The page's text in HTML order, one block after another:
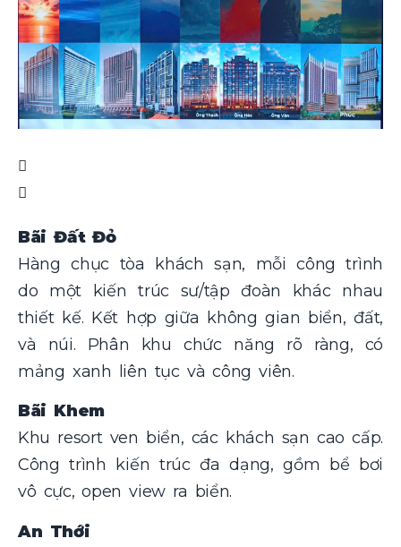
Bãi Đất Đỏ
Hàng chục tòa khách sạn, mỗi công trình
do một kiến trúc sư/tập đoàn khác nhau
thiết kế. Kết hợp giữa không gian biển, đất,
và núi. Phân khu chức năng rõ ràng, có
mảng xanh liên tục và công viên.
Bãi Khem
Khu resort ven biển, các khách sạn cao cấp.
Công trình kiến trúc đa dạng, gồm bể bơi
vô cực, open view ra biển.
An Thới